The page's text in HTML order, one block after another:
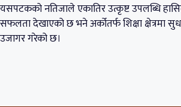
यसपटकको नतिजाले एकातिर उत्कृष्ट उपलब्धि हासिल
सफलता देखाएको छ भने अर्कोतर्फ शिक्षा क्षेत्रमा
उजागर गरेको छ।